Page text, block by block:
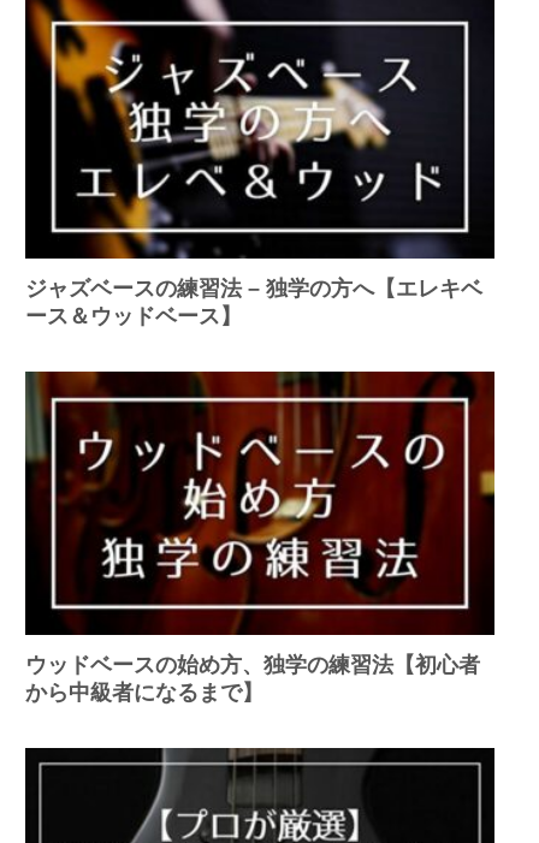
ジャズベースの練習法 – 独学の方へ【エレキベ
ース＆ウッドベース】
ウッドベースの始め方、独学の練習法【初心者
から中級者になるまで】